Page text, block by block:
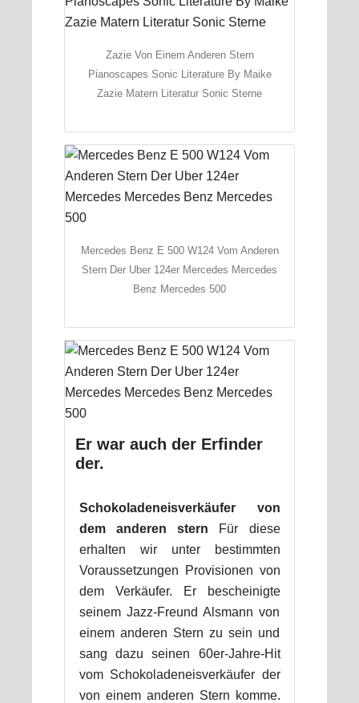
Zazie Von Einem Anderen Stern
Pianoscapes Sonic Literature By Maike
Zazie Matern Literatur Sonic Sterne
Mercedes Benz E 500 W124 Vom Anderen
Stern Der Uber 124er Mercedes Mercedes
Benz Mercedes 500
Er war auch der Erfinder
der.
Schokoladeneisverkäufer von
dem anderen stern Für diese
erhalten wir unter bestimmten
Voraussetzungen Provisionen von
dem Verkäufer. Er bescheinigte
seinem Jazz-Freund Alsmann von
einem anderen Stern zu sein und
sang dazu seinen 60er-Jahre-Hit
vom Schokoladeneisverkäufer der
von einem anderen Stern komme.